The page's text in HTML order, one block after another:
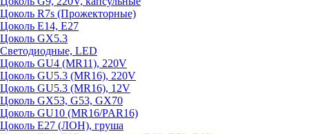
Цоколь R7s (Прожекторные)
Цоколь E14, E27
Цоколь GX5.3
Светодиодные, LED
Цоколь GU4 (MR11), 220V
Цоколь GU5.3 (MR16), 220V
Цоколь GU5.3 (MR16), 12V
Цоколь GX53, G53, GX70
Цоколь GU10 (MR16/PAR16)
Цоколь Е27 (ЛОН), груша